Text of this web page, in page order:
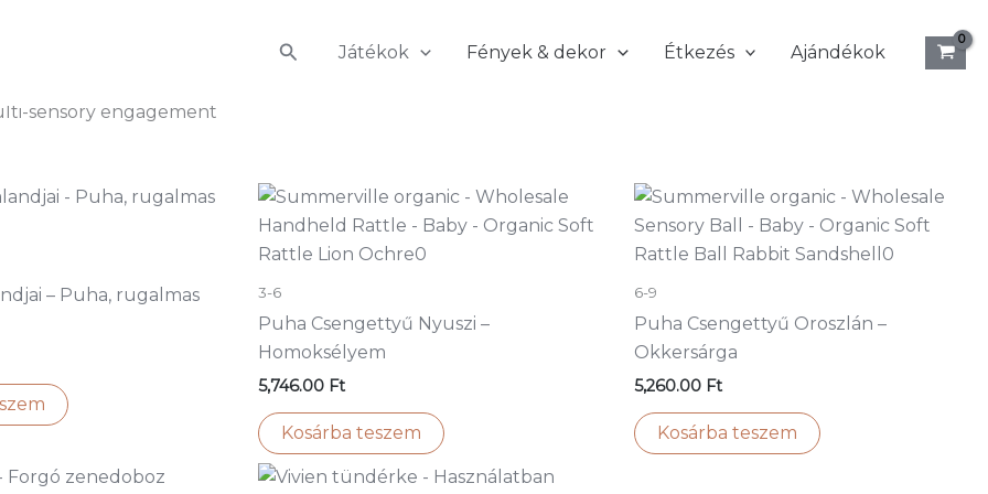
SearchJátékok Fények & dekor Étkezés Ajándékok
sensory engagement
– Puha, rugalmas 3-6
Puha Csengettyű Nyuszi –
Homoksélyem
5,746.00 Ft
Kosárba teszem
6-9
Puha Csengettyű Oroszlán –
Okkersárga
5,260.00 Ft
Kosárba teszem